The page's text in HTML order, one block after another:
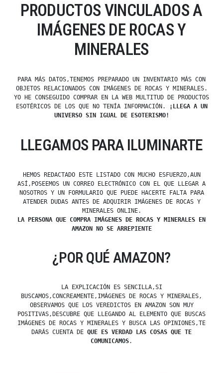
PRODUCTOS VINCULADOS A
IMÁGENES DE ROCAS Y
MINERALES
PARA MÁS DATOS,TENEMOS PREPARADO UN INVENTARIO MÁS CON
OBJETOS RELACIONADOS CON IMÁGENES DE ROCAS Y MINERALES.
YO HE CONSEGUIDO COMPRAR EN LA WEB MULTITUD DE PRODUCTOS
ESOTÉRICOS DE LOS QUE NO TENÍA INFORMACIÓN.
¡LLEGA A UN
UNIVERSO SIN IGUAL DE ESOTERISMO!
LLEGAMOS PARA ILUMINARTE
HEMOS REDACTADO ESTE LISTADO CON MUCHO ESFUERZO,AUN
ASÍ,POSEEMOS UN CORREO ELECTRÓNICO CON EL QUE LLEGAR A
NOSOTROS Y UN FORMULARIO QUE PUEDE HACERTE FALTA PARA
ATENDER DUDAS ANTES DE ADQUIRIR IMÁGENES DE ROCAS Y
MINERALES ONLINE.
LA PERSONA QUE COMPRA IMÁGENES DE ROCAS Y MINERALES EN
AMAZON NO SE ARREPIENTE
¿POR QUÉ AMAZON?
LA EXPLICACIÓN ES SENCILLA,SI
BUSCAMOS,CONCREAMENTE,IMÁGENES DE ROCAS Y MINERALES,
OBSERVAMOS QUE LOS VEREDICTOS EN AMAZON SON MUY
POSITIVAS,DESCUBRE QUE LLEGANDO AL ELEMENTO QUE BUSCAS
IMÁGENES DE ROCAS Y MINERALES Y BUSCA LAS OPINIONES,TE
DARÁS CUENTA DE QUE ES VERDAD LAS COSAS QUE TE
COMUNICAMOS.